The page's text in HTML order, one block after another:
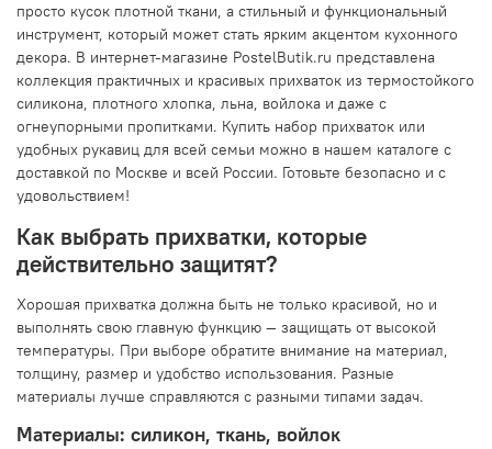
просто кусок плотной ткани, а стильный и функциональный
инструмент, который может стать ярким акцентом кухонного
декора. В интернет-магазине PostelButik.ru представлена
коллекция практичных и красивых прихваток из термостойкого
силикона, плотного хлопка, льна, войлока и даже с
огнеупорными пропитками. Купить набор прихваток или
удобных рукавиц для всей семьи можно в нашем каталоге с
доставкой по Москве и всей России. Готовьте безопасно и с
удовольствием!
Как выбрать прихватки, которые
действительно защитят?
Хорошая прихватка должна быть не только красивой, но и
выполнять свою главную функцию — защищать от высокой
температуры. При выборе обратите внимание на материал,
толщину, размер и удобство использования. Разные
материалы лучше справляются с разными типами задач.
Материалы: силикон, ткань, войлок